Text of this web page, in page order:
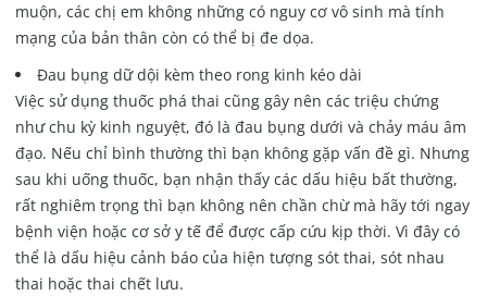
muộn, các chị em không những có nguy cơ vô sinh mà tính
mạng của bản thân còn có thể bị đe dọa.
Đau bụng dữ dội kèm theo rong kinh kéo dài
Việc sử dụng thuốc phá thai cũng gây nên các triệu chứng
như chu kỳ kinh nguyệt, đó là đau bụng dưới và chảy máu âm
đạo. Nếu chỉ bình thường thì bạn không gặp vấn đề gì. Nhưng
sau khi uống thuốc, bạn nhận thấy các dấu hiệu bất thường,
rất nghiêm trọng thì bạn không nên chần chừ mà hãy tới ngay
bệnh viện hoặc cơ sở y tế để được cấp cứu kịp thời. Vì đây có
thể là dấu hiệu cảnh báo của hiện tượng sót thai, sót nhau
thai hoặc thai chết lưu.